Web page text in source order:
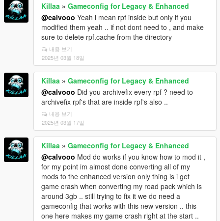
Killaa » Gameconfig for Legacy & Enhanced
@calvooo Yeah i mean rpf inside but only if you
modified them yeah .. if not dont need to , and make
sure to delete rpf.cache from the directory
내용 보기
2025년 03월 18일
Killaa » Gameconfig for Legacy & Enhanced
@calvooo Did you archivefix every rpf ? need to
archivefix rpf's that are inside rpf's also ..
내용 보기
2025년 03월 17일
Killaa » Gameconfig for Legacy & Enhanced
@calvooo Mod do works if you know how to mod it ,
for my point im almost done converting all of my
mods to the enhanced version only thing is i get
game crash when converting my road pack which is
around 3gb .. still trying to fix it we do need a
gameconfig that works with this new version .. this
one here makes my game crash right at the start ..